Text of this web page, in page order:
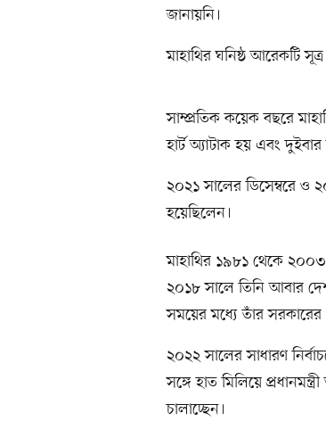
জানায়নি।
মাহাথির ঘনিষ্ঠ আরেকটি
সাম্প্রতিক কয়েক বছরে
হার্ট অ্যাটাক হয় এবং দুইবার
২০২১ সালের ডিসেম্বরে ও
হয়েছিলেন।
মাহাথির ১৯৮১ থেকে ২০০৩
২০১৮ সালে তিনি আবার
সময়ের মধ্যে তাঁর
২০২২ সালের সাধারণ
সঙ্গে হাত মিলিয়ে
চালাচ্ছেন।